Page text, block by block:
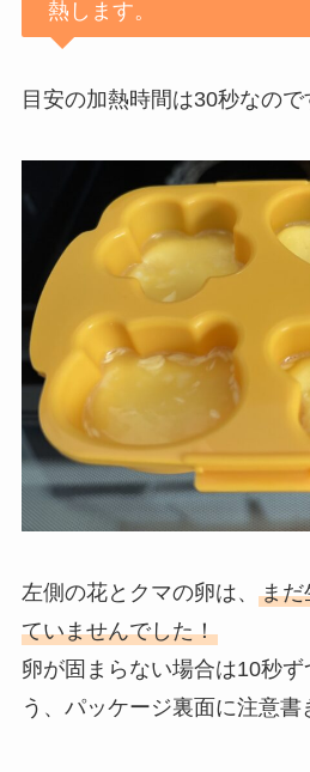
熱します。
目安の加熱時間は30秒なので
左側の花とクマの卵は、 まだ
ていませんでした！
卵が固まらない場合は10秒
う、パッケージ裏面に注意書